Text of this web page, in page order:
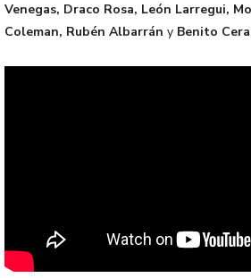
Venegas, Draco Rosa, León Larregui,
Coleman, Rubén Albarrán y Benito